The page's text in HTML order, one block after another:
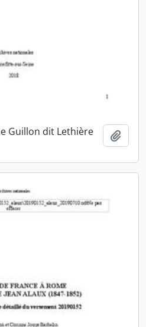
Guillon dit Lethière